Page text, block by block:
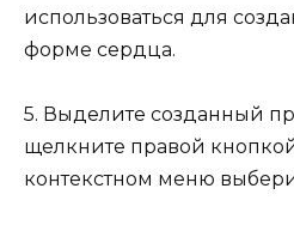
использоваться для
форме сердца.
5. Выделите созданный
щелкните правой
контекстном меню